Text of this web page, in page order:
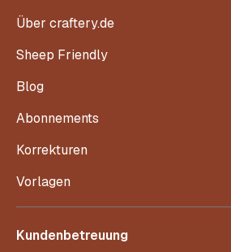
Über craftery.de
Sheep Friendly
Blog
Abonnements
Korrekturen
Vorlagen
Kundenbetreuung